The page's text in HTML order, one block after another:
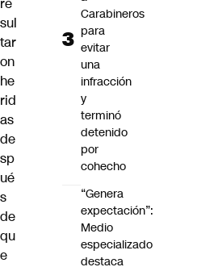
sul
tar
on
he
rid
as
de
sp
ué
s
de
qu
e
Carabineros
para
evitar
una
infracción
y
terminó
detenido
por
cohecho
“Genera
expectación”:
Medio
especializado
destaca